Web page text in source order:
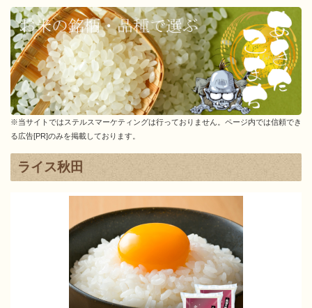
特徴
あきたこまち、いざ誕生へ
あきたこまちの風味
※当サイトではステルスマーケティングは行っておりません。ページ内では信頼でき
る広告[PR]のみを掲載しております。
ライス秋田